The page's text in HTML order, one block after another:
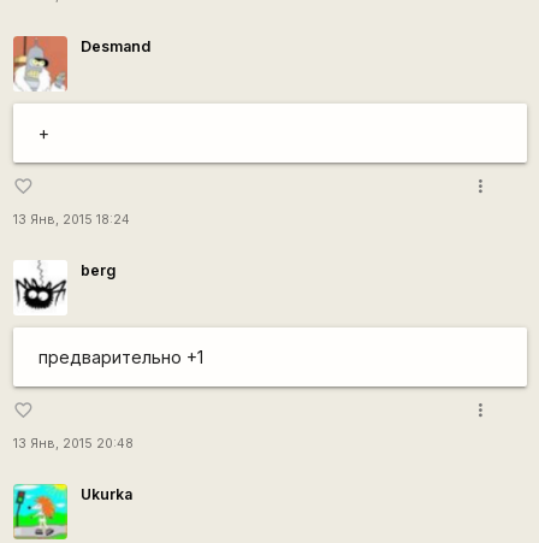
Desmand
+
favorite_border
13 Янв, 2015 18:24
more_vert
berg
предварительно +1
favorite_border
13 Янв, 2015 20:48
more_vert
Ukurka